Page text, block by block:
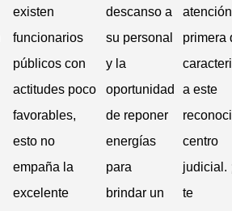
existen
funcionarios
públicos con
actitudes poco
favorables,
esto no
empaña la
excelente
descanso a
su personal
y la
oportunidad
de reponer
energías
para
brindar un
primera
a este
centro
judicial.
te